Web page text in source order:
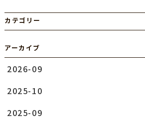
カテゴリー
アーカイブ
2026-09
2025-10
2025-09